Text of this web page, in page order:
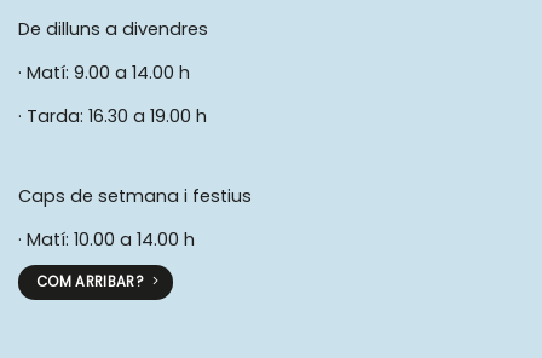
De dilluns a divendres
· Matí: 9.00 a 14.00 h
· Tarda: 16.30 a 19.00 h
Caps de setmana i festius
· Matí: 10.00 a 14.00 h
COM ARRIBAR?